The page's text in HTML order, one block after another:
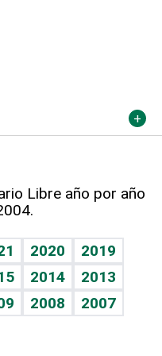
Libre año por año
2020
2019
2014
2013
2008
2007